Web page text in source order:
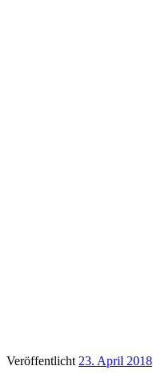
Veröffentlicht 23. April 2018